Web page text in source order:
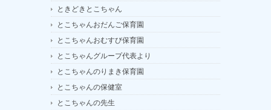
ときどきとこちゃん
とこちゃんおだんご保育園
とこちゃんおむすび保育園
とこちゃんグループ代表より
とこちゃんのりまき保育園
とこちゃんの保健室
とこちゃんの先生